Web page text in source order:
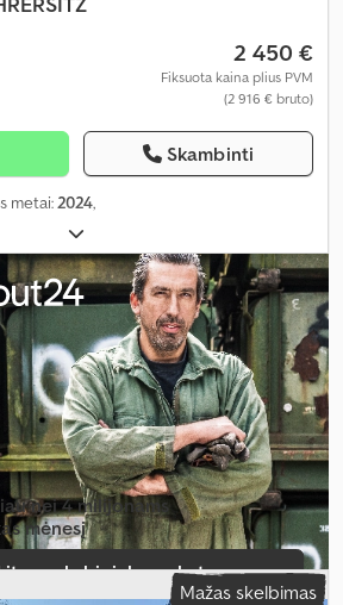
2 450 €
Fiksuota kaina plius PVM
(2 916 € bruto)
Skambinti
metai:2024,
nei 4 milijonams
mėnesį
prekybininko paketą
Mažas skelbimas